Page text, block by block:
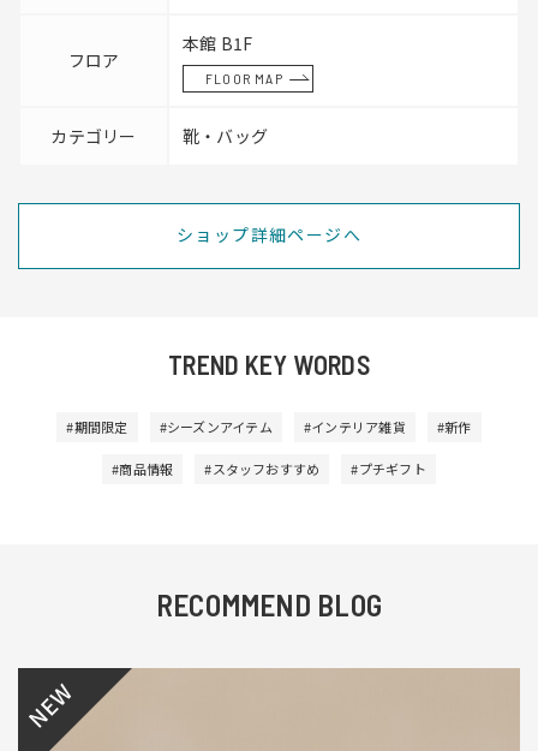
フロア
本館 B1F
FLOOR MAP
カテゴリー 靴・バッグ
ショップ詳細ページへ
TREND KEY WORDS
#期間限定 #シーズンアイテム #インテリア雑貨 #新作
#商品情報 #スタッフおすすめ #プチギフト
RECOMMEND BLOG
NEW